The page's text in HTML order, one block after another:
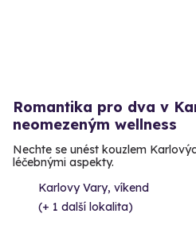
Romantika pro dva v
neomezeným wellness
Nechte se unést kouzlem
léčebnými aspekty.
Karlovy Vary, víkend
(+ 1 další lokalita)